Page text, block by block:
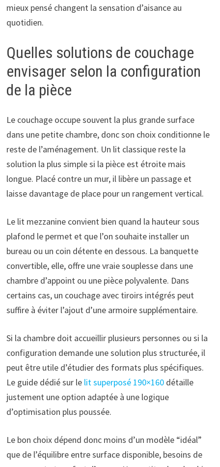
mieux pensé changent la sensation d’aisance au
quotidien.
Quelles solutions de couchage
envisager selon la configuration
de la pièce
Le couchage occupe souvent la plus grande surface
dans une petite chambre, donc son choix conditionne le
reste de l’aménagement. Un lit classique reste la
solution la plus simple si la pièce est étroite mais
longue. Placé contre un mur, il libère un passage et
laisse davantage de place pour un rangement vertical.
Le lit mezzanine convient bien quand la hauteur sous
plafond le permet et que l’on souhaite installer un
bureau ou un coin détente en dessous. La banquette
convertible, elle, offre une vraie souplesse dans une
chambre d’appoint ou une pièce polyvalente. Dans
certains cas, un couchage avec tiroirs intégrés peut
suffire à éviter l’ajout d’une armoire supplémentaire.
Si la chambre doit accueillir plusieurs personnes ou si la
configuration demande une solution plus structurée, il
peut être utile d’étudier des formats plus spécifiques.
Le guide dédié sur le lit superposé 190×160détaille
justement une option adaptée à une logique
d’optimisation plus poussée.
Le bon choix dépend donc moins d’un modèle “idéal”
que de l’équilibre entre surface disponible, besoins de